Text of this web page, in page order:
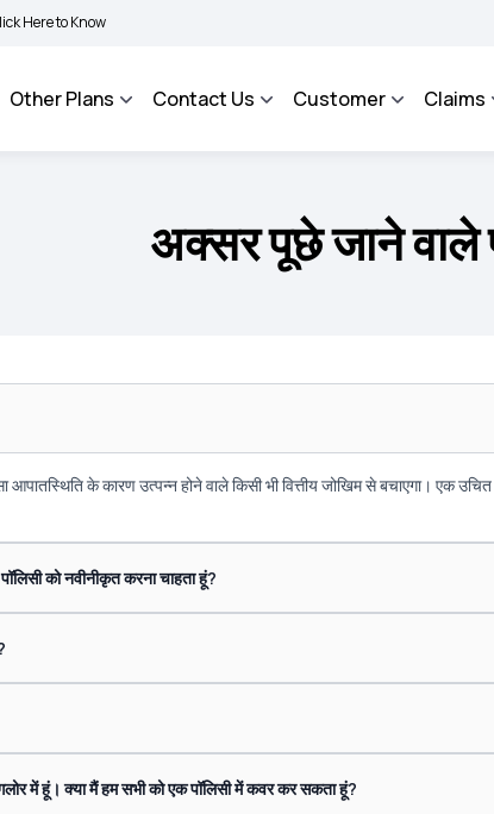
Know More | BIMA BHAROSA - An Integrated Grievance
Other Plans Contact Us Customer Claims
अक्सर पूछे जाने वाले
के कारण उत्पन्न होने वाले किसी भी वित्तीय जोखिम से बचाएगा। एक
को नवीनीकृत करना चाहता हूं?
में हूं। क्या मैं हम सभी को एक पॉलिसी में कवर कर सकता हूं?